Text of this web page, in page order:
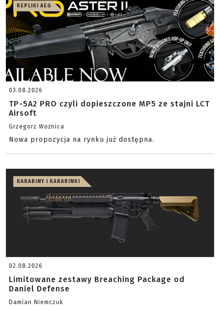
REPLIKI AEG
03.08.2026
TP-5A2 PRO czyli dopieszczone MP5 ze stajni LCT
Airsoft
Grzegorz Woźnica
Nowa propozycja na rynku już dostępna.
KARABINY I KARABINKI
02.08.2026
Limitowane zestawy Breaching Package od
Daniel Defense
Damian Niemczuk